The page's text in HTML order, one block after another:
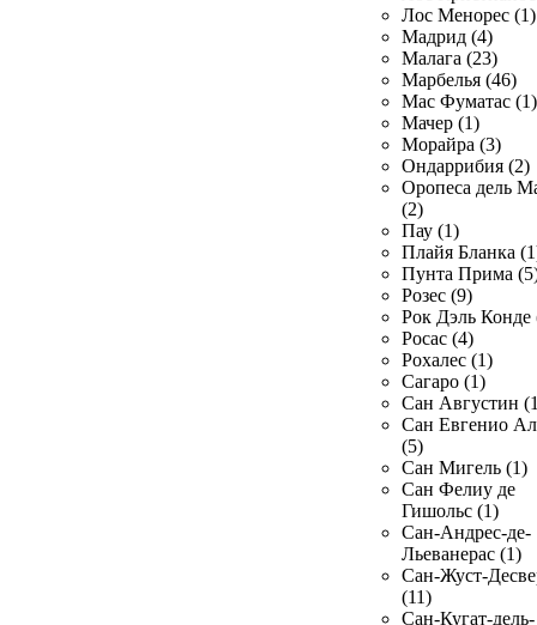
Лос Менорес (1)
Мадрид (4)
Малага (23)
Марбелья (46)
Мас Фуматас (1)
Мачер (1)
Морайра (3)
Ондаррибия (2)
Оропеса дель
(2)
Пау (1)
Плайя Бланка
Пунта Прима
Розес (9)
Рок Дэль Конде
Росас (4)
Рохалес (1)
Сагаро (1)
Сан Августин
Сан Евгенио
(5)
Сан Мигель (1)
Сан Фелиу де
Гишольс (1)
Сан-Андрес-де-
Льеванерас (1)
Сан-Жуст-
(11)
Сан-Кугат-дель-